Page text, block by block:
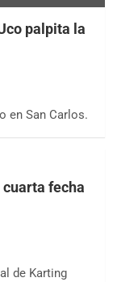
palpita la
en San Carlos.
cuarta fecha
de Karting